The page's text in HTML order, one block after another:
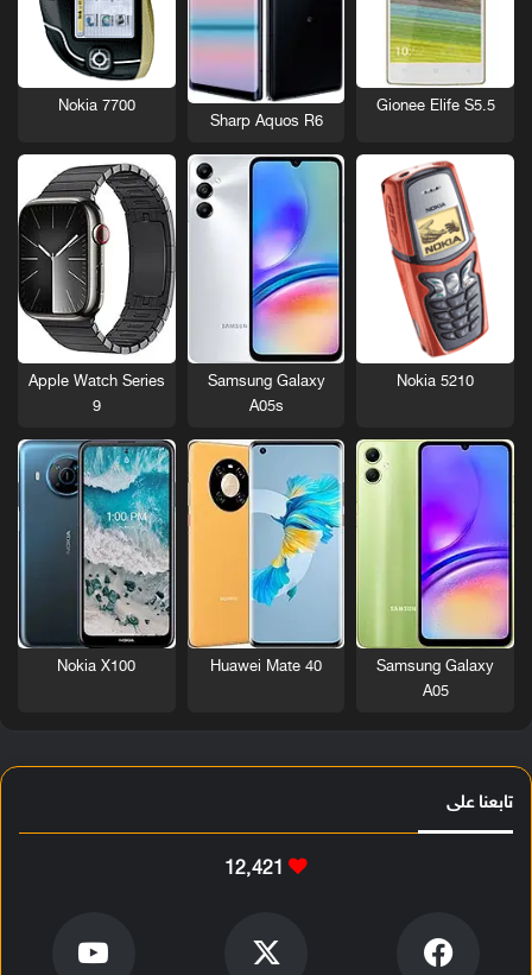
Gionee Elife S5.5
Sharp Aquos R6
Nokia 7700
Nokia 5210
Samsung Galaxy
A05s
Apple Watch Series
9
Samsung Galaxy
A05
Huawei Mate 40
Nokia X100
تابعنا على
12٬421